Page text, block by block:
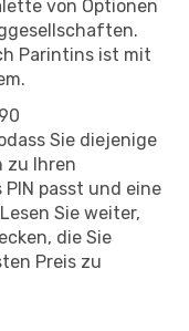
von Optionen
Parintins ist mit
Sie diejenige
zu Ihren
passt und eine
Sie weiter,
die Sie
Preis zu